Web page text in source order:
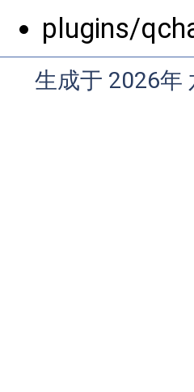
plugins/
生成于 2026年